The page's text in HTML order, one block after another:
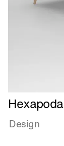
Læs
mere
om
Hexapoda
Design